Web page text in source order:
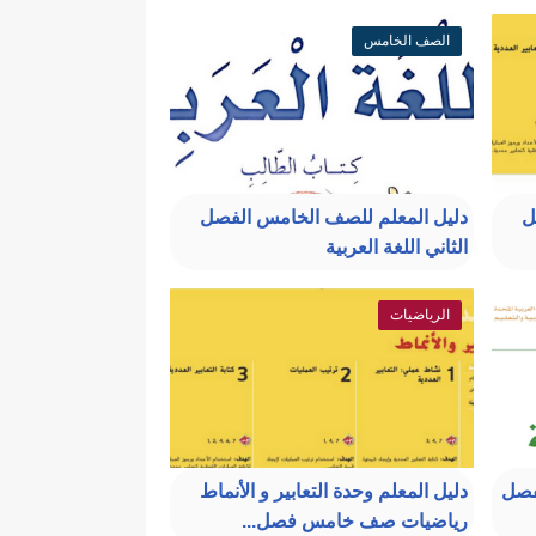
الصف الخامس
دليل المعلم للصف الخامس الفصل
الثاني اللغة العربية
الرياضيات
دليل المعلم وحدة التعابير و الأنماط
رياضيات صف خامس فصل...